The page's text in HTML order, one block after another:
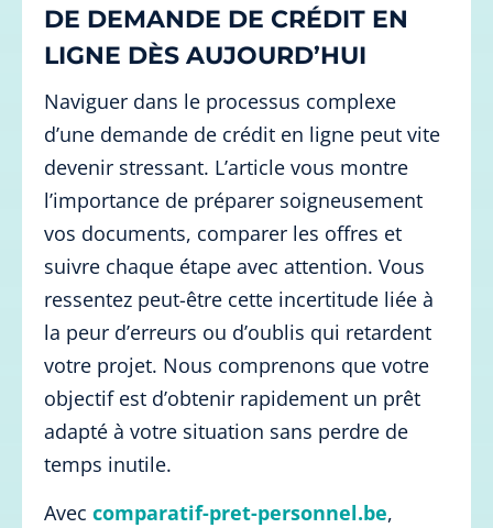
DE DEMANDE DE CRÉDIT EN
LIGNE DÈS AUJOURD’HUI
Naviguer dans le processus complexe
d’une demande de crédit en ligne peut vite
devenir stressant. L’article vous montre
l’importance de préparer soigneusement
vos documents, comparer les offres et
suivre chaque étape avec attention. Vous
ressentez peut-être cette incertitude liée à
la peur d’erreurs ou d’oublis qui retardent
votre projet. Nous comprenons que votre
objectif est d’obtenir rapidement un prêt
adapté à votre situation sans perdre de
temps inutile.
Avec comparatif-pret-personnel.be,